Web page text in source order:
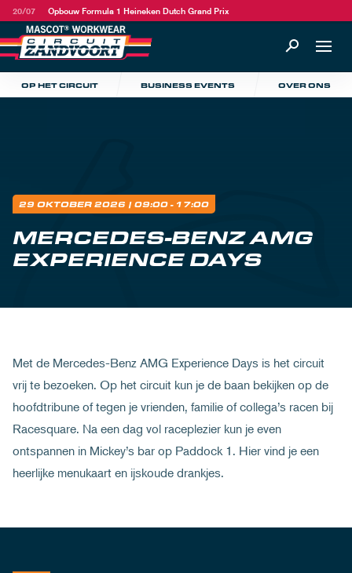
20/07 Opbouw Formula 1 Heineken Dutch Grand Prix
OP HET CIRCUIT BUSINESS EVENTS OVER ONS
29 OKTOBER 2026 | 09:00 - 17:00
MERCEDES-BENZ AMG
EXPERIENCE DAYS
Met de Mercedes-Benz AMG Experience Days is het circuit
vrij te bezoeken. Op het circuit kun je de baan bekijken op de
hoofdtribune of tegen je vrienden, familie of collega’s racen bij
Racesquare. Na een dag vol raceplezier kun je even
ontspannen in Mickey’s bar op Paddock 1. Hier vind je een
heerlijke menukaart en ijskoude drankjes.